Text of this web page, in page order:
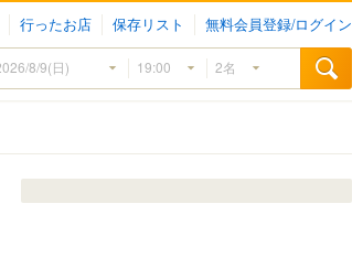
行ったお店 保存リスト 無料会員登録/ログイン